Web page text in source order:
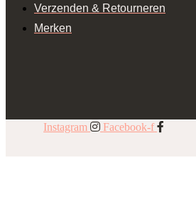
Verzenden & Retourneren
Merken
Instagram Facebook-f